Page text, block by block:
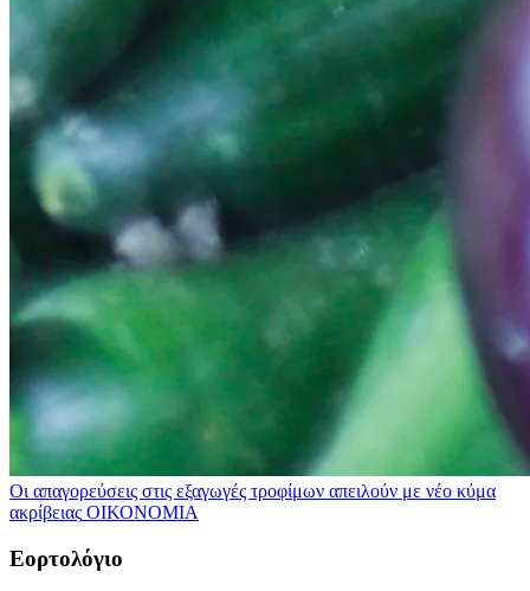
Οι απαγορεύσεις στις εξαγωγές τροφίμων απειλούν με νέο κύμα
ακρίβειας ΟΙΚΟΝΟΜΙΑ
Εορτολόγιο